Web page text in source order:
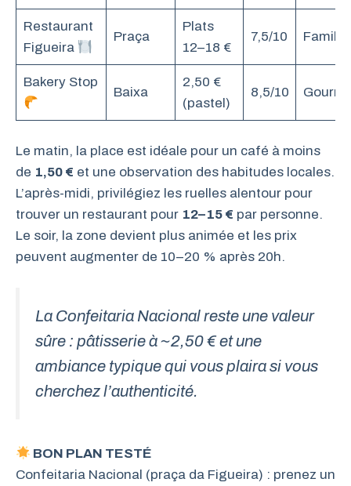
Restaurant
Figueira
Praça
Plats
12–18 €
7,5/10
Bakery Stop
Baixa
2,50 €
(pastel)
8,5/10
Le matin, la place est idéale pour un café à moins
de 1,50 € et une observation des habitudes locales.
L’après-midi, privilégiez les ruelles alentour pour
trouver un restaurant pour 12–15 € par personne.
Le soir, la zone devient plus animée et les prix
peuvent augmenter de 10–20 % après 20h.
La Confeitaria Nacional reste une valeur
sûre : pâtisserie à ~2,50 € et une
ambiance typique qui vous plaira si vous
cherchez l’authenticité.
BON PLAN TESTÉ
Confeitaria Nacional (praça da Figueira) : prenez un